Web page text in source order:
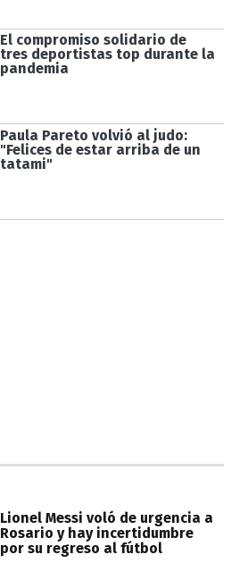
El compromiso solidario de
tres deportistas top durante la
pandemia
Paula Pareto volvió al judo:
"Felices de estar arriba de un
tatami"
Lionel Messi voló de urgencia a
Rosario y hay incertidumbre
por su regreso al fútbol